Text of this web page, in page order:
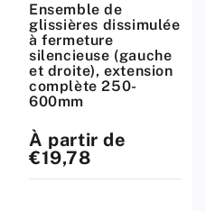
Ensemble de
glissières dissimulée
à fermeture
silencieuse (gauche
et droite), extension
complète 250-
600mm
Prix
standard
À partir de
€19,78